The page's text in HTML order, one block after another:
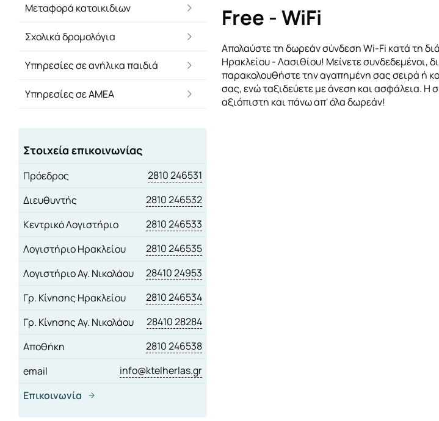
Μεταφορά κατοικιδιων
Σχολικά δρομολόγια
Υπηρεσίες σε ανήλικα παιδιά
Υπηρεσίες σε ΑΜΕΑ
Στοιχεία επικοινωνίας
Πρόεδρος
2810 246531
Διευθυντής
2810 246532
Κεντρικό Λογιστήριο
2810 246533
Λογιστήριο Ηρακλείου
2810 246535
Λογιστήριο Αγ. Νικολάου
28410 24953
Γρ. Κίνησης Ηρακλείου
2810 246534
Γρ. Κίνησης Αγ. Νικολάου
28410 28284
Αποθήκη
2810 246538
email
info@ktelherlas.gr
Επικοινωνία
Free - WiFi
Απολαύστε τη δωρεάν σύνδεση Wi-Fi κατά τη
Ηρακλείου - Λασιθίου! Μείνετε συνδεδεμένοι,
παρακολουθήστε την αγαπημένη σας σειρά ή
σας, ενώ ταξιδεύετε με άνεση και ασφάλεια. Η
αξιόπιστη και πάνω απ' όλα δωρεάν!